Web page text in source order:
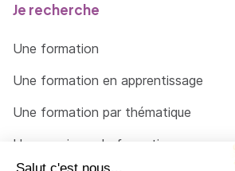
Je recherche
Une formation
Une formation en apprentissage
Une formation par thématique
Un organisme de formation